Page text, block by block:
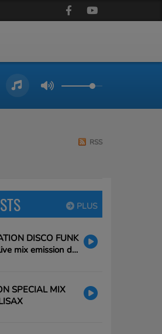
RSS
PLUS
DISCO FUNK
mix emission du
SPECIAL MIX